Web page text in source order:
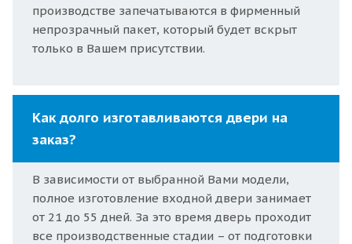
производстве запечатываются в фирменный
непрозрачный пакет, который будет вскрыт
только в Вашем присутствии.
Как долго изготавливаются двери на
заказ?
В зависимости от выбранной Вами модели,
полное изготовление входной двери занимает
от 21 до 55 дней. За это время дверь проходит
все производственные стадии – от подготовки